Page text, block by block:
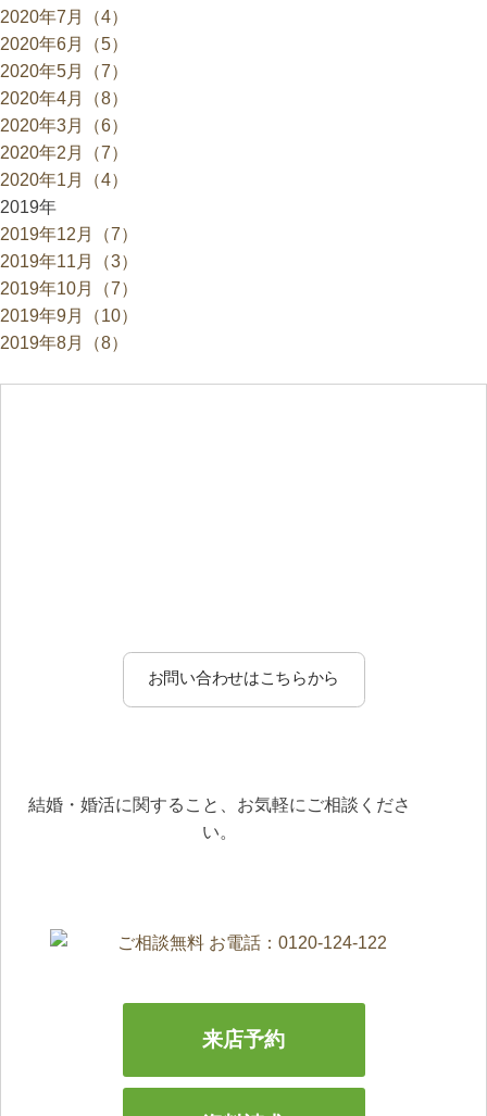
2020年7月（4）
2020年6月（5）
2020年5月（7）
2020年4月（8）
2020年3月（6）
2020年2月（7）
2020年1月（4）
2019年
2019年12月（7）
2019年11月（3）
2019年10月（7）
2019年9月（10）
2019年8月（8）
お問い合わせはこちらから
結婚・婚活に関すること、お気軽にご相談くださ
い。
来店予約